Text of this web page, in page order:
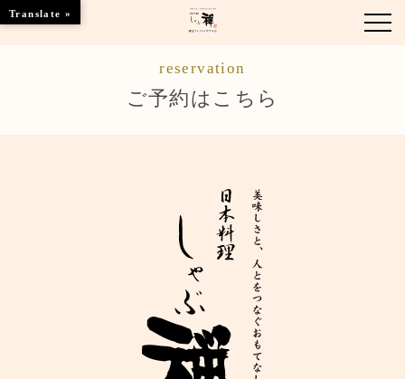
店舗情報
ブランドトップ
ご予約はこちら
reservation
ご予約はこちら
Translate »